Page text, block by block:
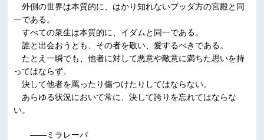
外側の世界は本質的に、はかり知れないブッダ方の宮殿と同
一である。
すべての衆生は本質的に、イダムと同一である。
誰と出会おうとも、その者を敬い、愛するべきである。
たとえ一瞬でも、他者に対して悪意や敵意に満ちた思いを持
ってはならず、
決して他者を罵ったり傷つけたりしてはならない。
あらゆる状況において常に、決して誇りを忘れてはならな
い。
――ミラレーパ